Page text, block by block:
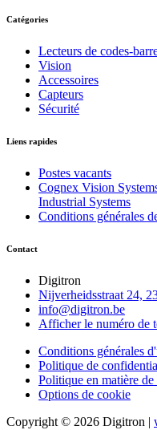
Catégories
Lecteurs de codes-
Vision
Accessoires
Capteurs
Sécurité
Liens rapides
Postes vacants
Cognex Vision
Industrial Systems
Conditions générales
Contact
Digitron
Nijverheidsstraat 24,
info@digitron.be
Afficher le numéro de
Conditions générales
Politique de
Politique en matière de
Options de cookie
Copyright © 2026 Digitron |